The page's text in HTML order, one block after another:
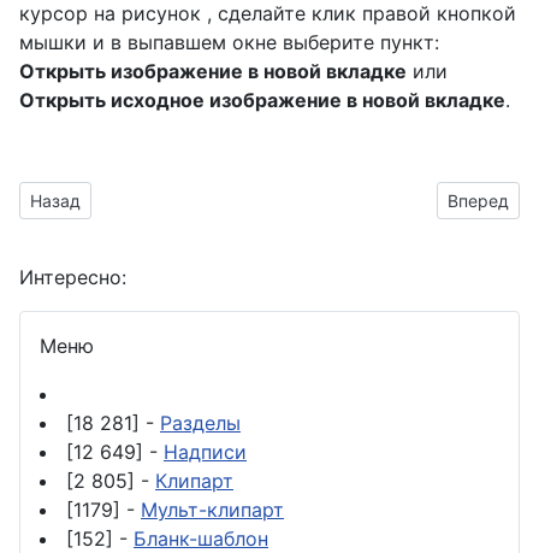
курсор на рисунок , сделайте клик правой кнопкой
мышки и в выпавшем окне выберите пункт:
Открыть изображение в новой вкладке или
Открыть исходное изображение в новой вкладке.
Предыдущий материал: сделать открытку на день
Назад Вперед
Интересно:
Меню
[18 281] - Разделы
[12 649] - Надписи
[2 805] - Клипарт
[1179] - Мульт-клипарт
[152] - Бланк-шаблон